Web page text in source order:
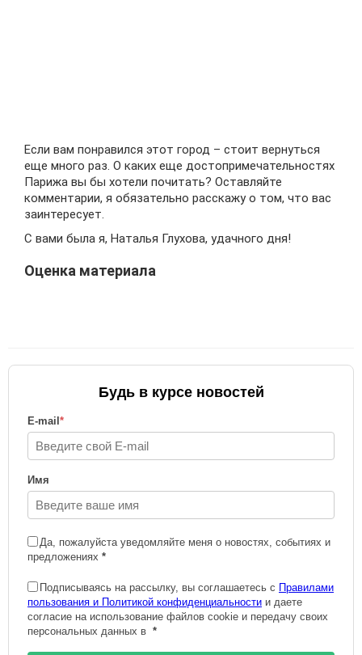
Если вам понравился этот город – стоит вернуться
еще много раз. О каких еще достопримечательностях
Парижа вы бы хотели почитать? Оставляйте
комментарии, я обязательно расскажу о том, что вас
заинтересует.
С вами была я, Наталья Глухова, удачного дня!
Оценка материала
Будь в курсе новостей
E-mail *
Имя
Да, пожалуйста уведомляйте меня о новостях, событиях и
предложениях *
Подписываясь на рассылку, вы соглашаетесь с Правилами
пользования и Политикой конфиденциальности и даете
согласие на использование файлов cookie и передачу своих
персональных данных в *